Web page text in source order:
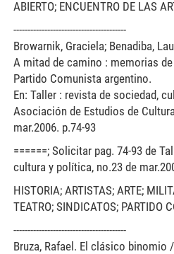
ABIERTO; ENCUENTRO DE LAS
----------------------------------------
Browarnik, Graciela; Benadiba,
A mitad de camino : memorias
Partido Comunista argentino.
En: Taller : revista de sociedad,
Asociación de Estudios de
mar.2006. p.74-93
======; Solicitar pag. 74-93 de
cultura y política, no.23 de
HISTORIA; ARTISTAS; ARTE;
TEATRO; SINDICATOS; PARTIDO
----------------------------------------
Bruza, Rafael. El clásico binomio